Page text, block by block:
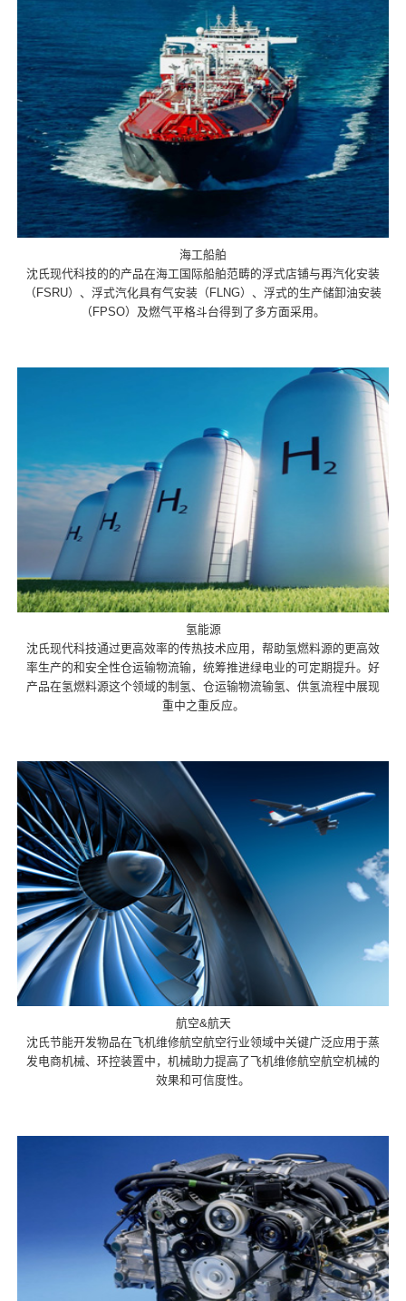
海工船舶
沈氏现代科技的的产品在海工国际船舶范畴的浮式店铺与再汽化安装
（FSRU）、浮式汽化具有气安装（FLNG）、浮式的生产储卸油安装
（FPSO）及燃气平格斗台得到了多方面采用。
氢能源
沈氏现代科技通过更高效率的传热技术应用，帮助氢燃料源的更高效
率生产的和安全性仓运输物流输，统筹推进绿电业的可定期提升。好
产品在氢燃料源这个领域的制氢、仓运输物流输氢、供氢流程中展现
重中之重反应。
航空&航天
沈氏节能开发物品在飞机维修航空航空行业领域中关键广泛应用于蒸
发电商机械、环控装置中，机械助力提高了飞机维修航空航空机械的
效果和可信度性。